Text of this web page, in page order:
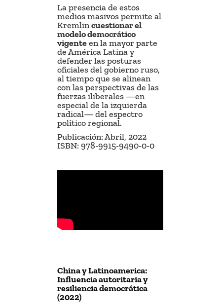
La presencia de estos
medios masivos permite al
Kremlincuestionar el
modelo democrático
vigenteen la mayor parte
de América Latina y
defender las posturas
oficiales del gobierno ruso,
al tiempo que se alinean
con las perspectivas de las
fuerzas iliberales —en
especial de la izquierda
radical— del espectro
político regional.
Publicación: Abril, 2022
ISBN: 978-9915-9490-0-0
China y Latinoamerica:
Influencia autoritaria y
resiliencia democrática
(2022)